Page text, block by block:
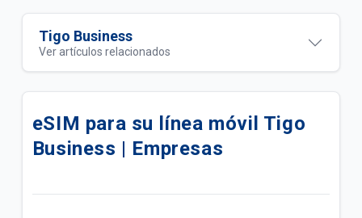
Tigo Business
Ver artículos relacionados
Conoce las mejoras realizadas a la red móvil Tigo |
Conoce sobre el proceso de portabilidad a Tigo |
eSIM para su línea móvil Tigo
Business | Empresas